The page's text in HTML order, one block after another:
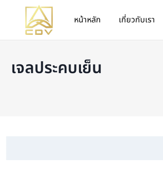
หน้าหลัก เกี่ยวกับเรา
เจลประคบเย็น